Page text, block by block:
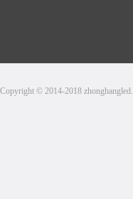
Copyright © 2014-2018